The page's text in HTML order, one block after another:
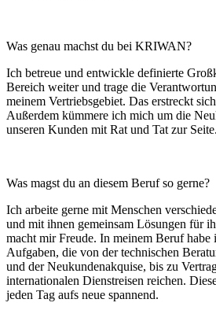
Was genau machst du bei KRIWAN?
Ich betreue und entwickle definierte
Bereich weiter und trage die
meinem Vertriebsgebiet. Das erstreckt
Außerdem kümmere ich mich um die
unseren Kunden mit Rat und Tat zur Seite.
Was magst du an diesem Beruf so gerne?
Ich arbeite gerne mit Menschen
und mit ihnen gemeinsam Lösungen für
macht mir Freude. In meinem Beruf habe
Aufgaben, die von der technischen
und der Neukundenakquise, bis zu
internationalen Dienstreisen reichen.
jeden Tag aufs neue spannend.